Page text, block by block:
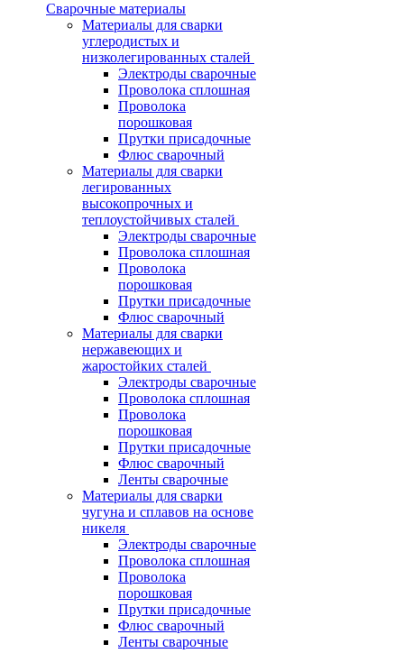
Сварочные материалы
Материалы для сварки
углеродистых и
низколегированных сталей
Электроды сварочные
Проволока сплошная
Проволока
порошковая
Прутки присадочные
Флюс сварочный
Материалы для сварки
легированных
высокопрочных и
теплоустойчивых сталей
Электроды сварочные
Проволока сплошная
Проволока
порошковая
Прутки присадочные
Флюс сварочный
Материалы для сварки
нержавеющих и
жаростойких сталей
Электроды сварочные
Проволока сплошная
Проволока
порошковая
Прутки присадочные
Флюс сварочный
Ленты сварочные
Материалы для сварки
чугуна и сплавов на основе
никеля
Электроды сварочные
Проволока сплошная
Проволока
порошковая
Прутки присадочные
Флюс сварочный
Ленты сварочные